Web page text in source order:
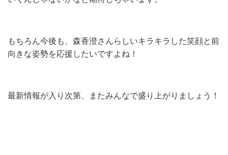
もちろん今後も、森香澄さんらしいキラキラした笑顔と前
向きな姿勢を応援したいですよね！
最新情報が入り次第、またみんなで盛り上がりましょう！